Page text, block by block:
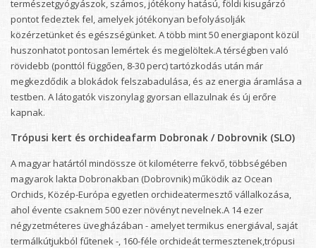
természetgyógyászok, számos, jótékony hatású, földi kisugárzó
pontot fedeztek fel, amelyek jótékonyan befolyásolják
közérzetünket és egészségünket. A több mint 50 energiapont közül
huszonhatot pontosan lemértek és megjelöltek.A térségben való
rövidebb (ponttól függően, 8-30 perc) tartózkodás után már
megkezdődik a blokádok felszabadulása, és az energia áramlása a
testben. A látogatók viszonylag gyorsan ellazulnak és új erőre
kapnak.
Trópusi kert és orchideafarm Dobronak / Dobrovnik (SLO)
A magyar határtól mindössze öt kilométerre fekvő, többségében
magyarok lakta Dobronakban (Dobrovnik) működik az Ocean
Orchids, Közép-Európa egyetlen orchideatermesztő vállalkozása,
ahol évente csaknem 500 ezer növényt nevelnek.A 14 ezer
négyzetméteres üvegházában - amelyet termikus energiával, saját
termálkútjukból fűtenek -, 160-féle orchideát termesztenek,trópusi